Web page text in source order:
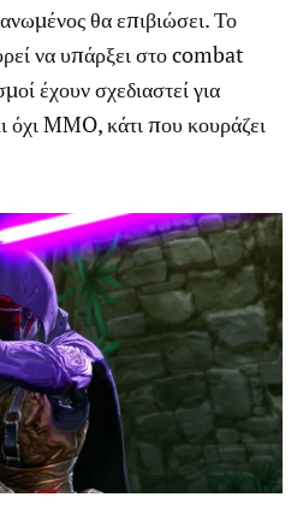
θα επιβιώσει. Το
να υπάρξει στο combat
έχουν σχεδιαστεί για
MMO, κάτι που κουράζει